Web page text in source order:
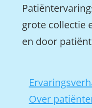
grote collectie
en door
Over